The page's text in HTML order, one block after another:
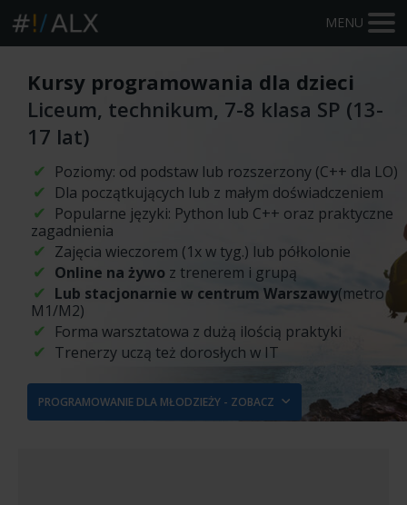
MENU
Kursy programowania dla dzieci
Liceum, technikum, 7-8 klasa SP (13-
17 lat)
Poziomy: od podstaw lub rozszerzony (C++ dla LO)
Dla początkujących lub z małym doświadczeniem
Popularne języki: Python lub C++ oraz praktyczne
zagadnienia
Zajęcia wieczorem (1x w tyg.) lub półkolonie
Online na żywo z trenerem i grupą
Lub stacjonarnie w centrum Warszawy(metro
M1/M2)
Forma warsztatowa z dużą ilością praktyki
Trenerzy uczą też dorosłych w IT
PROGRAMOWANIE DLA MŁODZIEŻY - ZOBACZ